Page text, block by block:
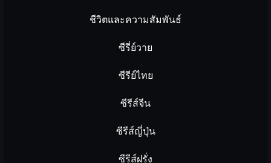
ชีวิตและความสัมพันธ์
ซีรี่ย์วาย
ซีรีย์ไทย
ซีรีส์จีน
ซีรีส์ญี่ปุ่น
ซีรีส์ฝรั่ง